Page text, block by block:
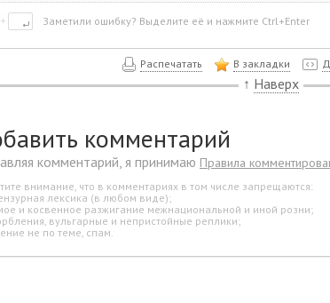
Заметили ошибку? Выделите её и нажмите Ctrl+Enter
Распечатать В закладки
↑ Наверх
комментарий
комментарий, я принимаю Правила
внимание, что в комментариях в том числе запрещаются:
лексика (в любом виде);
и косвенное разжигание межнациональной и иной розни;
вульгарные и непристойные реплики;
не по теме, спам.